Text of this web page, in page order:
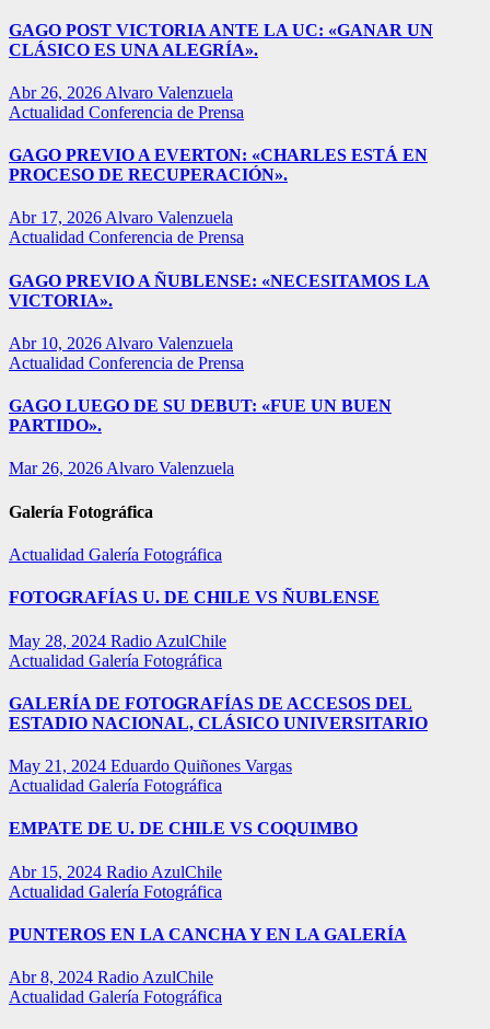
GAGO POST VICTORIA ANTE LA UC: «GANAR UN
CLÁSICO ES UNA ALEGRÍA».
Abr 26, 2026 Alvaro Valenzuela
Actualidad Conferencia de Prensa
GAGO PREVIO A EVERTON: «CHARLES ESTÁ EN
PROCESO DE RECUPERACIÓN».
Abr 17, 2026Alvaro Valenzuela
Actualidad Conferencia de Prensa
GAGO PREVIO A ÑUBLENSE: «NECESITAMOS LA
VICTORIA».
Abr 10, 2026 Alvaro Valenzuela
Actualidad Conferencia de Prensa
GAGO LUEGO DE SU DEBUT: «FUE UN BUEN
PARTIDO».
Mar 26, 2026Alvaro Valenzuela
Galería Fotográfica
Actualidad Galería Fotográfica
FOTOGRAFÍAS U. DE CHILE VS ÑUBLENSE
May 28, 2024 Radio AzulChile
Actualidad Galería Fotográfica
GALERÍA DE FOTOGRAFÍAS DE ACCESOS DEL
ESTADIO NACIONAL, CLÁSICO UNIVERSITARIO
May 21, 2024 Eduardo Quiñones Vargas
Actualidad Galería Fotográfica
EMPATE DE U. DE CHILE VS COQUIMBO
Abr 15, 2024 Radio AzulChile
Actualidad Galería Fotográfica
PUNTEROS EN LA CANCHA Y EN LA GALERÍA
Abr 8, 2024 Radio AzulChile
Actualidad Galería Fotográfica